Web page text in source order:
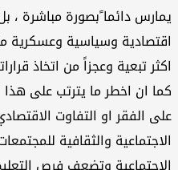
يمارس دائما ًبصورة مباشرة ،
اقتصادية وسياسية وعسكرية
اكثر تبعية وعجزاً من اتخاذ
كما ان اخطر ما يترتب على هذا
على الفقر او التفاوت
الاجتماعية والثقافية